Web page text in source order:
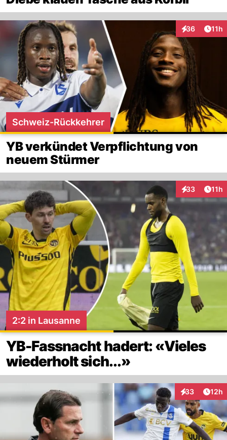
36
Interaktionen
11h
Schweiz-Rückkehrer
YB verkündet Verpflichtung von
neuem Stürmer
33
Interaktionen
11h
2:2 in Lausanne
YB-Fassnacht hadert: «Vieles
wiederholt sich...»
33
Interaktionen
12h